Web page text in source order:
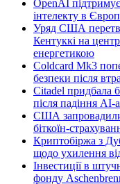
OpenAI
інтелекту в
Уряд США
Кентуккі на
енергетикою
Coldcard Mk3
безпеки після
Citadel придбала
після падіння AI-
США запровадили
біткоїн-
Криптобіржа з
щодо ухилення
Інвестиції в
фонду